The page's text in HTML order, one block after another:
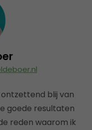
blij van
goede resultaten
reden waarom ik